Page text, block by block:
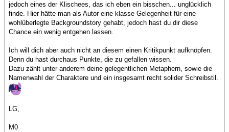
jedoch eines der Klischees, das ich eben ein bisschen... unglücklich
finde. Hier hätte man als Autor eine klasse Gelegenheit für eine
wohlüberlegte Backgroundstory gehabt, jedoch hast du dir diese
Chance ein wenig entgehen lassen.
Ich will dich aber auch nicht an diesem einen Kritikpunkt aufknöpfen.
Denn du hast durchaus Punkte, die zu gefallen wissen.
Dazu zählt unter anderem deine gelegentlichen Metaphern, sowie die
Namenwahl der Charaktere und ein insgesamt recht solider Schreibstil.
LG,
M0